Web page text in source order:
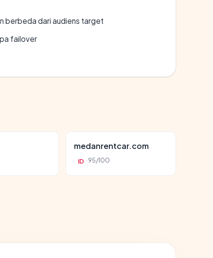
berbeda dari audiens target
failover
medanrentcar.com
ID 95/100